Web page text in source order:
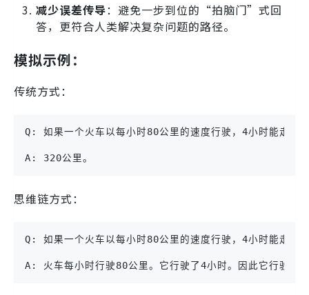
减少误差传导：避免一步到位的“拍脑门”式回
答，更符合人类解决复杂问题的路径。
模拟示例：
传统方式：
Q: 如果一个火车以每小时80公里的速度行驶，4小时能走多
A: 320公里。
思维链方式：
Q: 如果一个火车以每小时80公里的速度行驶，4小时能走多
A: 火车每小时行驶80公里。它行驶了4小时。因此它行驶